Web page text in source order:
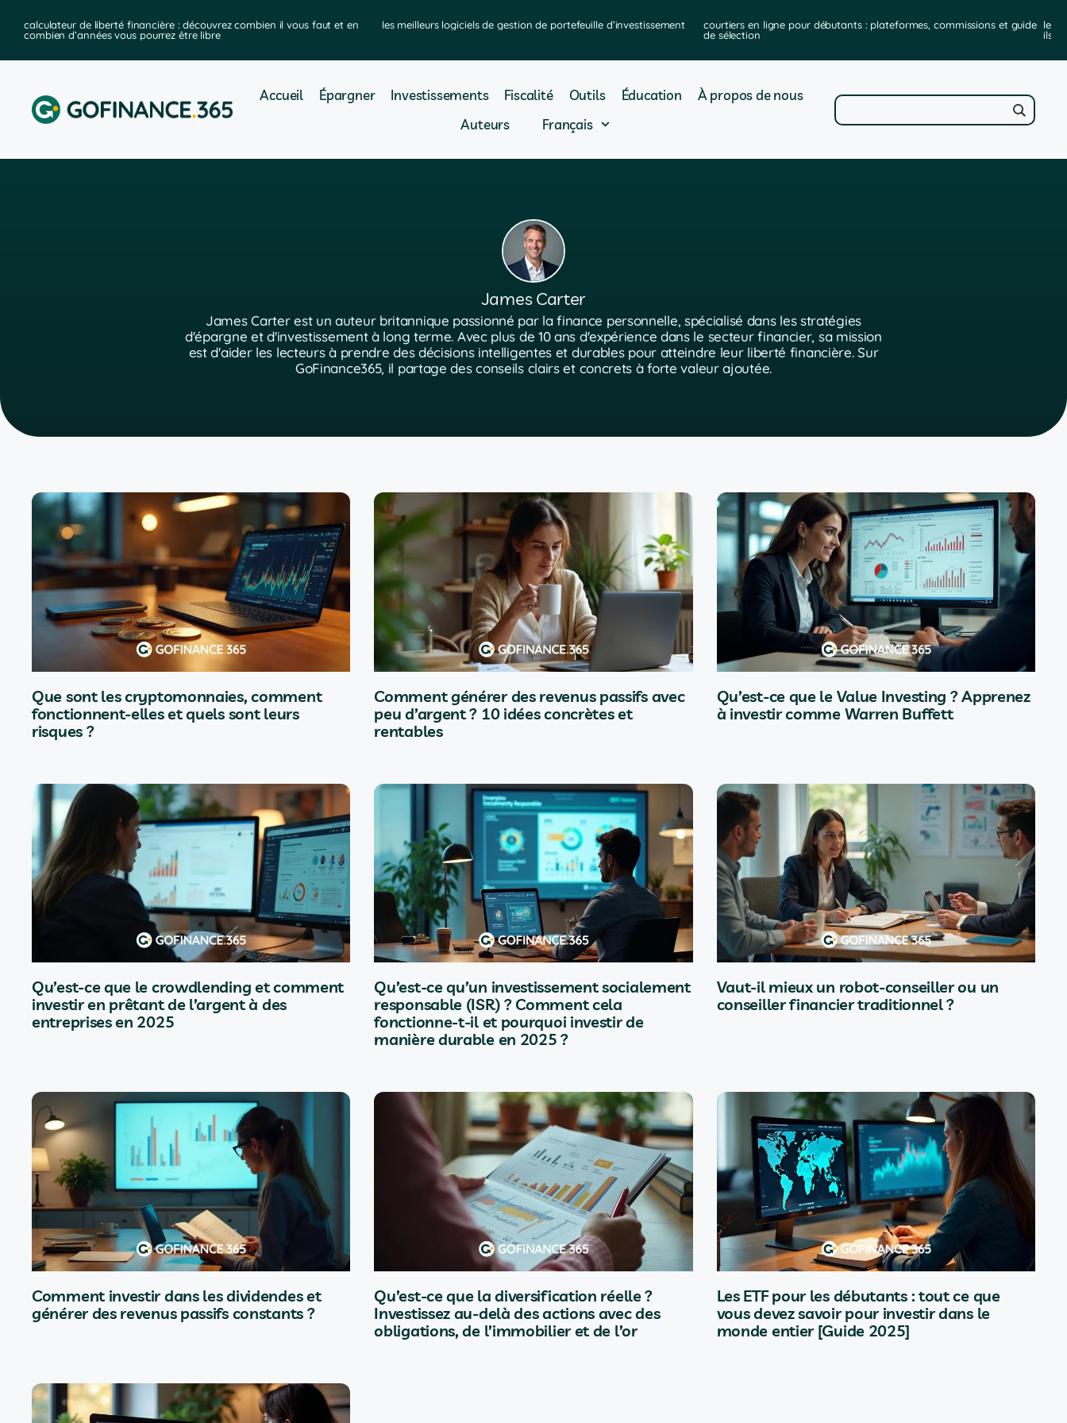
calculateur de liberté financière : découvrez combien il vous faut et en
combien d’années vous pourrez être libre
les meilleurs logiciels de gestion de portefeuille d’investissement
courtiers en ligne pour débutants : plateformes, commissions et guide
de sélection
les
ils
Accueil Épargner Investissements Fiscalité Outils Éducation
À propos de nous
Auteurs
Français
James Carter
James Carter est un auteur britannique passionné par la finance personnelle, spécialisé dans les stratégies
d'épargne et d'investissement à long terme. Avec plus de 10 ans d'expérience dans le secteur financier, sa mission
est d'aider les lecteurs à prendre des décisions intelligentes et durables pour atteindre leur liberté financière. Sur
GoFinance365, il partage des conseils clairs et concrets à forte valeur ajoutée.
Que sont les cryptomonnaies, comment
fonctionnent-elles et quels sont leurs
risques ?
Comment générer des revenus passifs avec
peu d’argent ? 10 idées concrètes et
rentables
Qu’est-ce que le Value Investing ? Apprenez
à investir comme Warren Buffett
Qu’est-ce que le crowdlending et comment
investir en prêtant de l’argent à des
entreprises en 2025
Qu’est-ce qu’un investissement socialement
responsable (ISR) ? Comment cela
fonctionne-t-il et pourquoi investir de
manière durable en 2025 ?
Vaut-il mieux un robot-conseiller ou un
conseiller financier traditionnel ?
Comment investir dans les dividendes et
générer des revenus passifs constants ?
Qu’est-ce que la diversification réelle ?
Investissez au-delà des actions avec des
obligations, de l’immobilier et de l’or
Les ETF pour les débutants : tout ce que
vous devez savoir pour investir dans le
monde entier [Guide 2025]